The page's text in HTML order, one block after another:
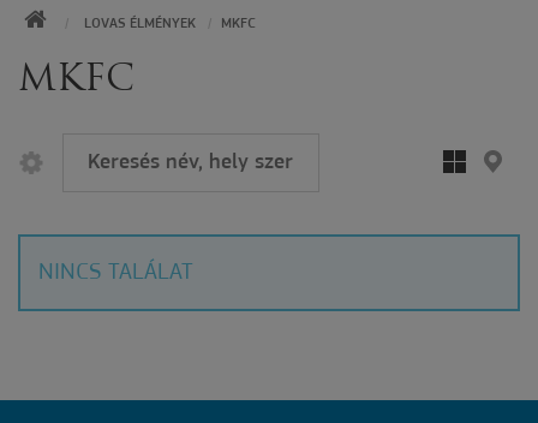
KEZDŐOLDAL
LOVAS ÉLMÉNYEK MKFC
MKFC
NINCS TALÁLAT